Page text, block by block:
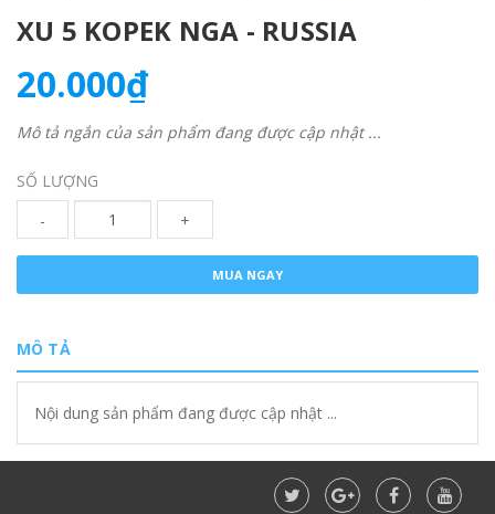
XU 5 KOPEK NGA - RUSSIA
20.000₫
Mô tả ngắn của sản phẩm đang được cập nhật ...
SỐ LƯỢNG
-
+
MUA NGAY
MÔ TẢ
Nội dung sản phẩm đang được cập nhật ...